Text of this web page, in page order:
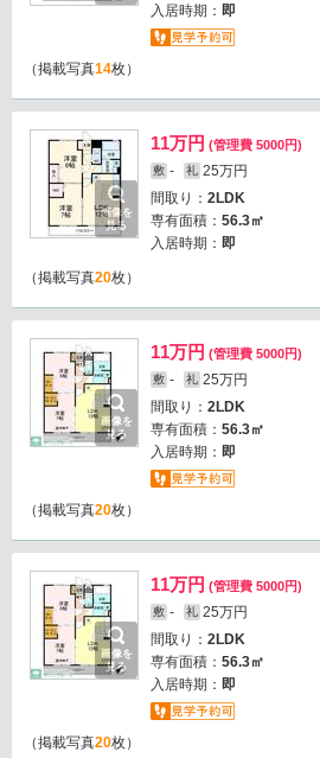
入居時期： 即
（掲載写真14枚）
画像を
見る
11万円 (管理費 5000円)
敷 - 礼 25万円
間取り： 2LDK
専有面積： 56.3㎡
入居時期： 即
（掲載写真20枚）
画像を
見る
11万円 (管理費 5000円)
敷 - 礼 25万円
間取り： 2LDK
専有面積： 56.3㎡
入居時期： 即
（掲載写真20枚）
画像を
見る
11万円 (管理費 5000円)
敷 - 礼 25万円
間取り： 2LDK
専有面積： 56.3㎡
入居時期： 即
（掲載写真20枚）